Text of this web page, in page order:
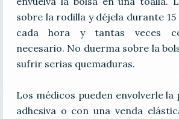
sobre la rodilla y déjela durante
cada hora y tantas veces
necesario. No duerma sobre la
sufrir serias quemaduras.
Los médicos pueden envolverle
adhesiva o con una venda